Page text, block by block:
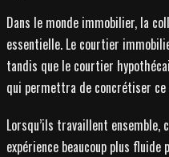
Dans le monde immobilier, la
essentielle. Le courtier
tandis que le courtier
qui permettra de concrétiser
Lorsqu’ils travaillent ensemble,
expérience beaucoup plus fluide